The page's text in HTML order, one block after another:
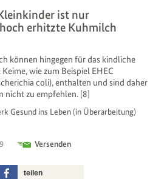
ist nur
erhitzte Kuhmilch
können hingegen für das kindliche
wie zum Beispiel EHEC
coli), enthalten und sind daher
nicht zu empfehlen. [8]
Gesund ins Leben (in Überarbeitung)
Versenden
teilen